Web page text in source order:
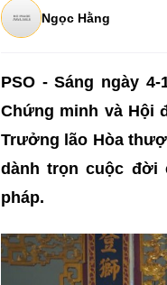
Ngọc Hằng
PSO - Sáng ngày
Chứng minh và Hội
Trưởng lão Hòa
dành trọn cuộc đời
pháp.